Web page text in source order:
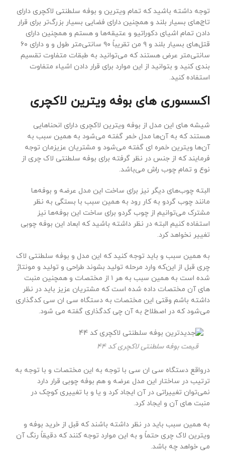
توجه داشته باشید که تمام ویترین و بوفه سلطنتی لاکچری دارای
تاج‌های بسیار بلند و همچنین دارای فضایی بسیار بزرگ‌تر برای قرار
دادن تمام اشیای دکوراتیو و عتیقه‌ها و هستم و همچنین دارای
قتل‌های بسیار بلند و ۹ من تقریباً ۹۰ سانتی‌متر طول و و دارای ۶۰
سانتی‌متر عرض هستند که می‌توانید به طبقات متفاوت تقسیم
بندی کنید و بتوانید از این موارد برای قرار دادن اشیاء متفاوت
استفاده کنید.
اکسسوری های بوفه ویترین لاکچری
شیشه های این مدل از بوفه ویترین لاکچری دارای انحناهایی
هستند که به آن‌ها مدل خمر گفته می‌شود به همین سبب به
آن‌ها ویترین خمره ای گفته می‌شود و مشتریان عزیزمان توجه
فرمایند که از جنس در نظر گرفته برای بوفه سلطنتی لاک چری از
نوع و تمام چوب راش می‌باشد.
البته چوب‌های دیگر نیز برای ساخت این مدل عرضه و بوفه‌ها
مانند چوب گردو به کار رود به همین سبب با بستگی به نظر
مشترک می‌توانیم از چوب گردو برای ساخت این بوفه‌ها نیز
استفاده کنیم البته در نظر داشته باشید که ابعاد این بوفه چوبی
تغییر نخواهد کرد.
به همین سبب و باید توجه کنید که این مدل و بوفه سلطنتی لاک
چری قبل از این‌که وارد مرحله تولید بشوند طراحی و تولید و مونتاژ
شده است به همین سبب به هر ۱ از مختصات و همچنین منبت
های آن مختصات داده شده است که مشتریان عزیز باید در نظر
داشته باشم وقتی این مختصات به دستگاه سی ان سی کدگذاری
می‌شود که در اصطلاح به آن چی کدگذاری گفته می شود.
قیمت بوفه سلطنتی لاکچری کد 44
درواقع دستگاه سی ان سی با توجه به این مختصات و با توجه به
ترتیب در ساختار این مدل عرضه و هم بوفه چوبی قرار دارد
نمی‌توان تغییراتی در آن ایجاد کرد و یا و با تغییری کوچک در
منبت های آن و ایجاد کرد.
به همین سبب باید در نظر داشته باشند که قبل از خرید بوفه و
ویترین لاک چری حتماً و به این موارد توجه کنند که دقیقاً رنگ آن
می خواهد چه باشد.